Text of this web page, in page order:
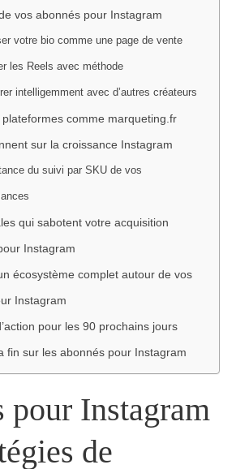
vos abonnés pour Instagram
votre bio comme une page de vente
les Reels avec méthode
intelligemment avec d’autres créateurs
comme marqueting.fr
sur la croissance Instagram
du suivi par SKU de vos
qui sabotent votre acquisition
Instagram
écosystème complet autour de vos
Instagram
pour les 90 prochains jours
fin sur les abonnés pour Instagram
pour Instagram
de